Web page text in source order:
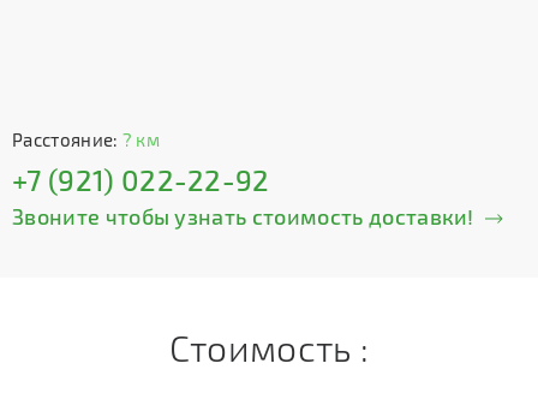
Расстояние: ? км
+7 (921) 022-22-92
Звоните чтобы узнать стоимость доставки!
Стоимость :